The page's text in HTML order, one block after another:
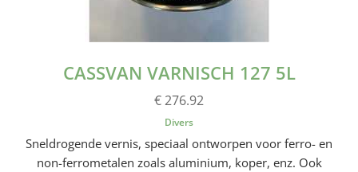
CASSVAN VARNISCH 127 5L
€ 276.92
Divers
Sneldrogende vernis, speciaal ontworpen voor ferro- en
non-ferrometalen zoals aluminium, koper, enz. Ook